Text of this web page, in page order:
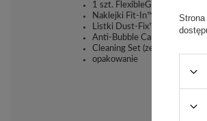
1 szt. FlexibleGlass™ na ekran
Naklejki Fit-In™ (ułatwiające
Listki Dust-Fix™
Anti-Bubble Card™ (do
Cleaning Set (zestaw do
opakowanie